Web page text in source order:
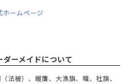
ホームページ
ーメイドについて
法被）、暖簾、大漁旗、幟、社旗、